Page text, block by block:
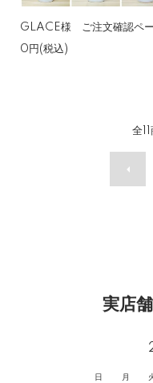
GLACE様 ご注文確認ペ
0円(税込)
全11
実店
日 月